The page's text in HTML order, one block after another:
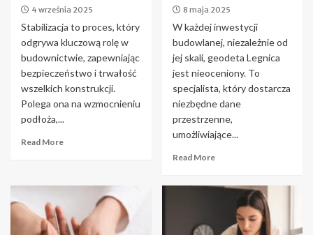
4 września 2025
Stabilizacja to proces, który
odgrywa kluczową rolę w
budownictwie, zapewniając
bezpieczeństwo i trwałość
wszelkich konstrukcji.
Polega ona na wzmocnieniu
podłoża,...
Read More
8 maja 2025
W każdej inwestycji
budowlanej, niezależnie od
jej skali, geodeta Legnica
jest nieoceniony. To
specjalista, który dostarcza
niezbędne dane
przestrzenne,
umożliwiające...
Read More